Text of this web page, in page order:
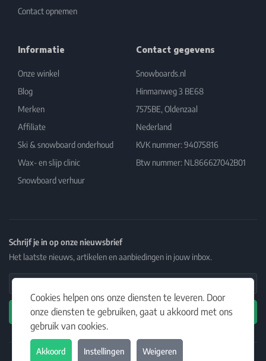
Cookies helpen ons onze diensten te leveren. Door
onze diensten te gebruiken, gaat u akkoord met ons
gebruik van cookies.
Akkoord Instellingen Weigeren
Contact opnemen
Informatie
Onze winkel
Blog
Merken
Affiliate
Ski & snowboard onderhoud
Wax- en slijp clinic
Snowboard verhuur
Contact gegevens
Snowboards.nl
Hinmanweg 3 BE68
7575BE, Oldenzaal
Nederland
KVK nummer: 94075816
Btw nummer: NL866627042B01
Schrijf je in op onze nieuwsbrief
Het laatste nieuws, artikelen en aanbiedingen in jouw inbox.
Email Address
Abonneren